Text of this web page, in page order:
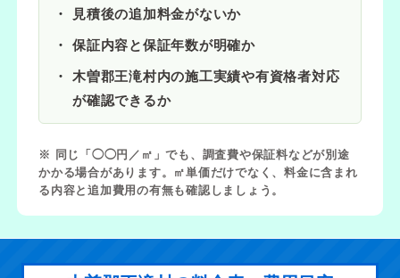
見積後の追加料金がないか
保証内容と保証年数が明確か
木曽郡王滝村内の施工実績や有資格者対応
が確認できるか
※ 同じ「◯◯円／㎡」でも、調査費や保証料などが別途
かかる場合があります。㎡単価だけでなく、料金に含まれ
る内容と追加費用の有無も確認しましょう。